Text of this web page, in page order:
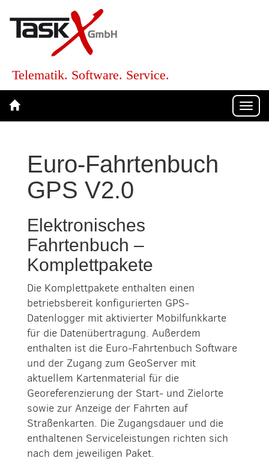
Telematik. Software. Service.
Euro-Fahrtenbuch
GPS V2.0
Elektronisches
Fahrtenbuch –
Komplettpakete
Die Komplettpakete enthalten einen
betriebsbereit konfigurierten GPS-
Datenlogger mit aktivierter Mobilfunkkarte
für die Datenübertragung. Außerdem
enthalten ist die Euro-Fahrtenbuch Software
und der Zugang zum GeoServer mit
aktuellem Kartenmaterial für die
Georeferenzierung der Start- und Zielorte
sowie zur Anzeige der Fahrten auf
Straßenkarten. Die Zugangsdauer und die
enthaltenen Serviceleistungen richten sich
nach dem jeweiligen Paket.